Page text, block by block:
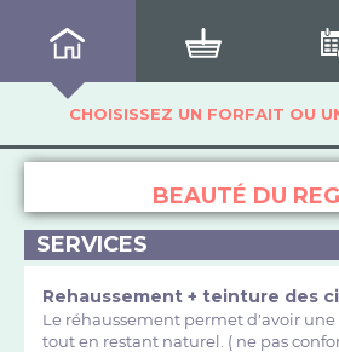
CHOISISSEZ UN FORFAIT OU
BEAUTÉ DU
SERVICES
Rehaussement + teinture des
Le réhaussement permet d'avoir une
tout en restant naturel. ( ne pas